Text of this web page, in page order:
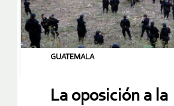
GUATEMALA
La oposición a la